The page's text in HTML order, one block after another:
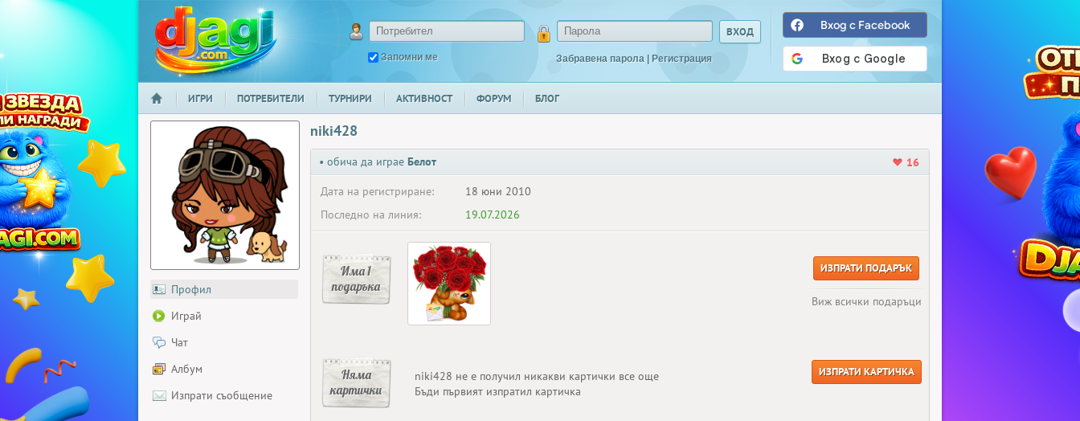
Запомни ме Забравена парола | Регистрация
Вход с Facebook
НАЧАЛО
ИГРИ ПОТРЕБИТЕЛИ ТУРНИРИ АКТИВНОСТ ФОРУМ БЛОГ
Профил
Играй
Чат
Албум
Изпрати съобщение
niki428
• обича да играе Белот
16
Дата на регистриране:
18 юни 2010
Последно на линия:
19.07.2026
Има 1
подаръка
ИЗПРАТИ ПОДАРЪК
Виж всички подаръци
Няма
картички
niki428 не е получил никакви картички все още
Бъди първият изпратил картичка
ИЗПРАТИ КАРТИЧКА